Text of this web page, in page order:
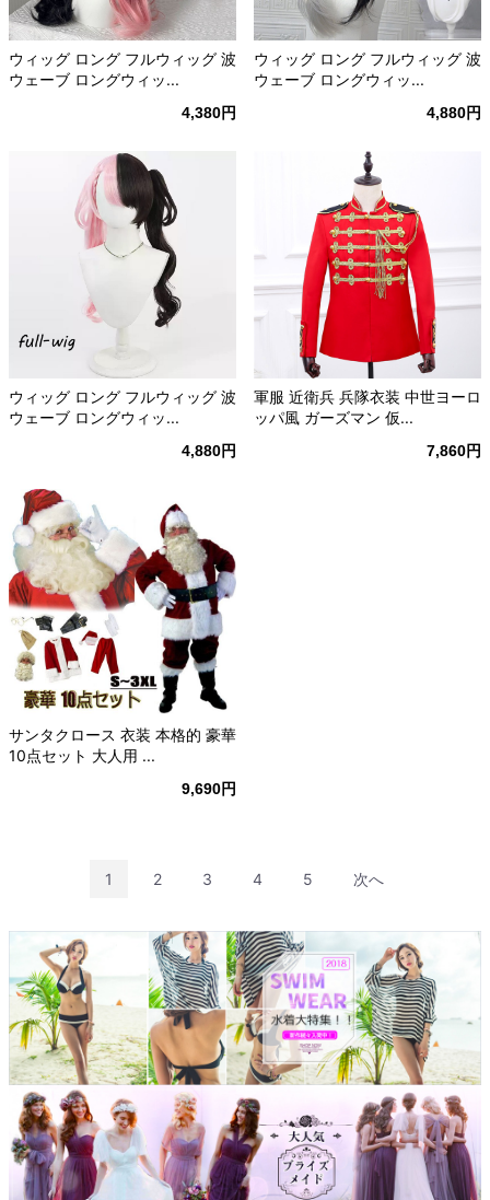
ウィッグ ロング フルウィッグ 波
ウェーブ ロングウィッ...
4,380円
ウィッグ ロング フルウィッグ 波
ウェーブ ロングウィッ...
4,880円
ウィッグ ロング フルウィッグ 波
ウェーブ ロングウィッ...
4,880円
軍服 近衛兵 兵隊衣装 中世ヨーロ
ッパ風 ガーズマン 仮...
7,860円
サンタクロース 衣装 本格的 豪華
10点セット 大人用 ...
9,690円
1 2 3 4 5 次へ